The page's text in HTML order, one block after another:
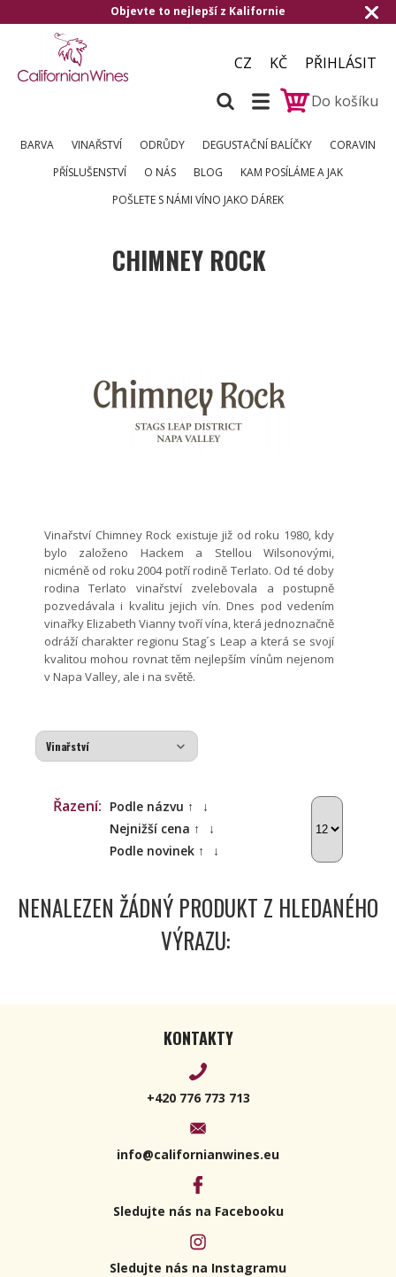
Objevte to nejlepší z Kalifornie
CZ KČ
PŘIHLÁSIT
Do košíku
BARVA VINAŘSTVÍ ODRŮDY DEGUSTAČNÍ BALÍČKY
CORAVIN
PŘÍSLUŠENSTVÍ
O NÁS BLOG
KAM POSÍLÁME A JAK
POŠLETE S NÁMI VÍNO JAKO DÁREK
CHIMNEY ROCK
Vinařství Chimney Rock existuje již od roku 1980, kdy
bylo založeno Hackem a Stellou Wilsonovými,
nicméně od roku 2004 potří rodině Terlato. Od té doby
rodina Terlato vinařství zvelebovala a postupně
pozvedávala i kvalitu jejich vín. Dnes pod vedením
vinařky Elizabeth Vianny tvoří vína, která jednoznačně
odráží charakter regionu Stag´s Leap a která se svojí
kvalitou mohou rovnat těm nejlepším vínům nejenom
v Napa Valley, ale i na světě.
Řazení: Podle názvu ↑
↓
Nejnižší cena ↑
↓
Podle novinek ↑
↓
NENALEZEN ŽÁDNÝ PRODUKT Z HLEDANÉHO
VÝRAZU:
KONTAKTY
+420 776 773 713
info@californianwines.eu
Sledujte nás na Facebooku
Sledujte nás na Instagramu